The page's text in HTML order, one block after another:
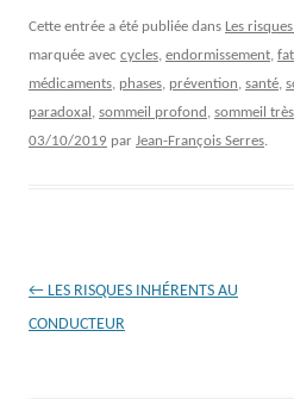
Cette entrée a été publiée dans Les
marquée avec cycles, endormissement,
médicaments, phases, prévention, santé,
paradoxal , sommeil profond , sommeil
03/10/2019 par Jean-François Serres.
Navigation
des
← LES RISQUES INHÉRENTS AU
CONDUCTEUR